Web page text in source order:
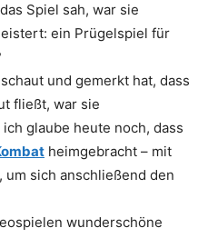
Spiel sah, war sie
ein Prügelspiel für
und gemerkt hat, dass
fließt, war sie
glaube heute noch, dass
heimgebracht – mit
sich anschließend den
wunderschöne